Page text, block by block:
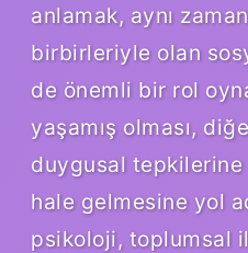
anlamak, aynı
birbirleriyle olan
de önemli bir rol
yaşamış olması,
duygusal tepkilerine
hale gelmesine yol
psikoloji, toplumsal